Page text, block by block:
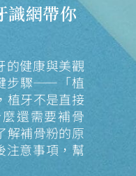
識網帶你
的健康與美觀
步驟——「植
植牙不是直接
還需要補骨
解補骨粉的原
注意事項，幫